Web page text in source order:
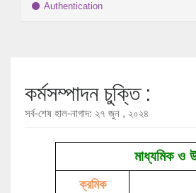
Authentication
কর্মসম্পাদন চুক্তি :
সর্ব-শেষ হাল-নাগাদ: ২৭ জুন , ২০২৪
মাধ্যমিক ও
ক্রমিক